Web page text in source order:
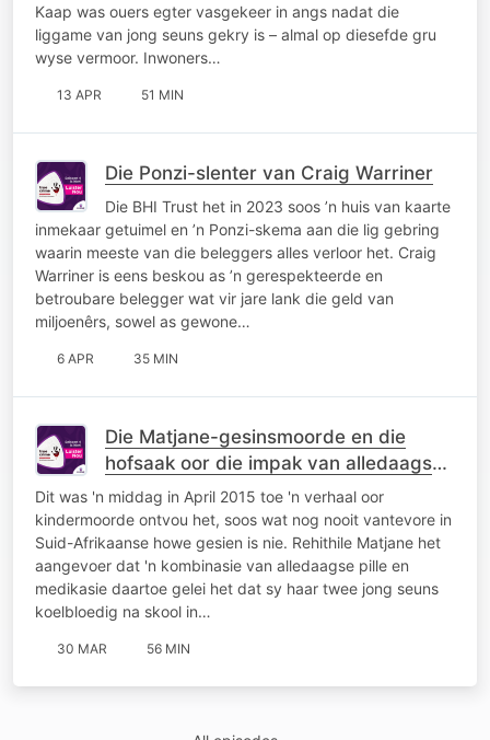
Kaap was ouers egter vasgekeer in angs nadat die
liggame van jong seuns gekry is – almal op diesefde gru
wyse vermoor. Inwoners…
13 APR 51 MIN
Die Ponzi-slenter van Craig Warriner
Die BHI Trust het in 2023 soos ’n huis van kaarte
inmekaar getuimel en ’n Ponzi-skema aan die lig gebring
waarin meeste van die beleggers alles verloor het. Craig
Warriner is eens beskou as ’n gerespekteerde en
betroubare belegger wat vir jare lank die geld van
miljoenêrs, sowel as gewone…
6 APR 35 MIN
Die Matjane-gesinsmoorde en die
hofsaak oor die impak van alledaagse
pynpille
Dit was 'n middag in April 2015 toe 'n verhaal oor
kindermoorde ontvou het, soos wat nog nooit vantevore in
Suid-Afrikaanse howe gesien is nie. Rehithile Matjane het
aangevoer dat 'n kombinasie van alledaagse pille en
medikasie daartoe gelei het dat sy haar twee jong seuns
koelbloedig na skool in…
30 MAR 56 MIN